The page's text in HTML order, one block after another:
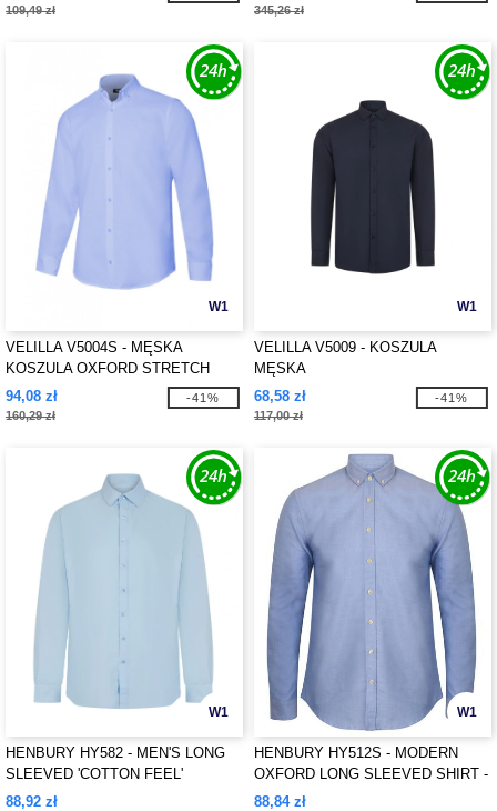
109,49 zł 345,26 zł
W1
VELILLA V5004S - MĘSKA
KOSZULA OXFORD STRETCH
94,08 zł
160,29 zł
-41%
W1
VELILLA V5009 - KOSZULA
MĘSKA
68,58 zł
117,00 zł
-41%
W1
HENBURY HY582 - MEN'S LONG
SLEEVED 'COTTON FEEL'
COOLPLUS® SHIRT
88,92 zł
W1
HENBURY HY512S - MODERN
OXFORD LONG SLEEVED SHIRT -
SLIM FIT
88,84 zł